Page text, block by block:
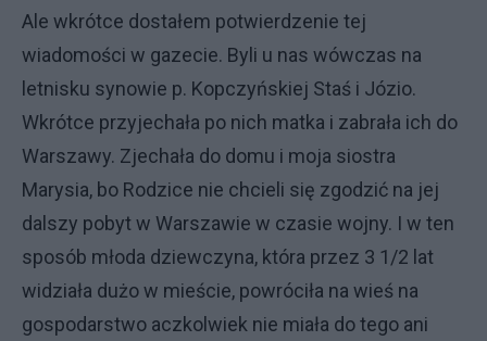
Ale wkrótce dostałem potwierdzenie tej
wiadomości w gazecie. Byli u nas wówczas na
letnisku synowie p. Kopczyńskiej Staś i Józio.
Wkrótce przyjechała po nich matka i zabrała ich do
Warszawy. Zjechała do domu i moja siostra
Marysia, bo Rodzice nie chcieli się zgodzić na jej
dalszy pobyt w Warszawie w czasie wojny. I w ten
sposób młoda dziewczyna, która przez 3 1/2 lat
widziała dużo w mieście, powróciła na wieś na
gospodarstwo aczkolwiek nie miała do tego ani